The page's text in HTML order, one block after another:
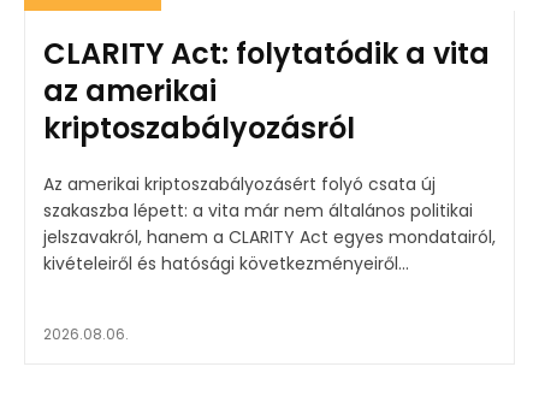
CLARITY Act: folytatódik a vita
az amerikai
kriptoszabályozásról
Az amerikai kriptoszabályozásért folyó csata új
szakaszba lépett: a vita már nem általános politikai
jelszavakról, hanem a CLARITY Act egyes mondatairól,
kivételeiről és hatósági következményeiről...
2026.08.06.